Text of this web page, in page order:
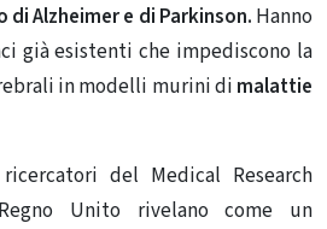
di Alzheimer e di Parkinson. Hanno
già esistenti che impediscono la
in modelli murini di malattie
del Medical Research
Unito rivelano come un